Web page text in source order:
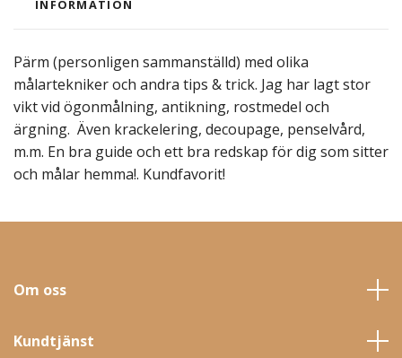
INFORMATION
Pärm (personligen sammanställd) med olika
målartekniker och andra tips & trick. Jag har lagt stor
vikt vid ögonmålning, antikning, rostmedel och
ärgning. Även krackelering, decoupage, penselvård,
m.m. En bra guide och ett bra redskap för dig som sitter
och målar hemma!. Kundfavorit!
Om oss
Kundtjänst